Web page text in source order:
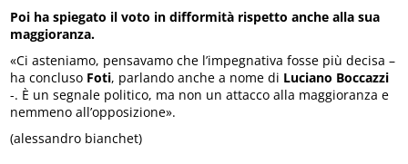
Poi ha spiegato il voto in difformità rispetto anche alla sua
maggioranza.
«Ci asteniamo, pensavamo che l’impegnativa fosse più decisa –
ha concluso Foti, parlando anche a nome di Luciano Boccazzi
-. È un segnale politico, ma non un attacco alla maggioranza e
nemmeno all’opposizione».
(alessandro bianchet)